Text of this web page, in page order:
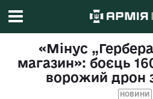
«Мінус
магазин»: боєць
ворожий дрон
НОВИНИ